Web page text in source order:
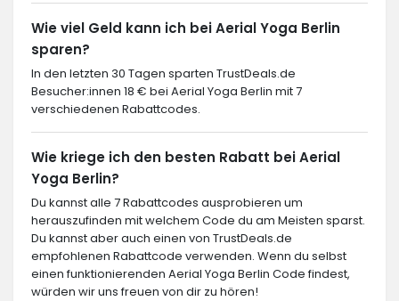
Wie viel Geld kann ich bei Aerial Yoga Berlin
sparen?
In den letzten 30 Tagen sparten TrustDeals.de
Besucher:innen 18 € bei Aerial Yoga Berlin mit 7
verschiedenen Rabattcodes.
Wie kriege ich den besten Rabatt bei Aerial
Yoga Berlin?
Du kannst alle 7 Rabattcodes ausprobieren um
herauszufinden mit welchem Code du am Meisten sparst.
Du kannst aber auch einen von TrustDeals.de
empfohlenen Rabattcode verwenden. Wenn du selbst
einen funktionierenden Aerial Yoga Berlin Code findest,
würden wir uns freuen von dir zu hören!